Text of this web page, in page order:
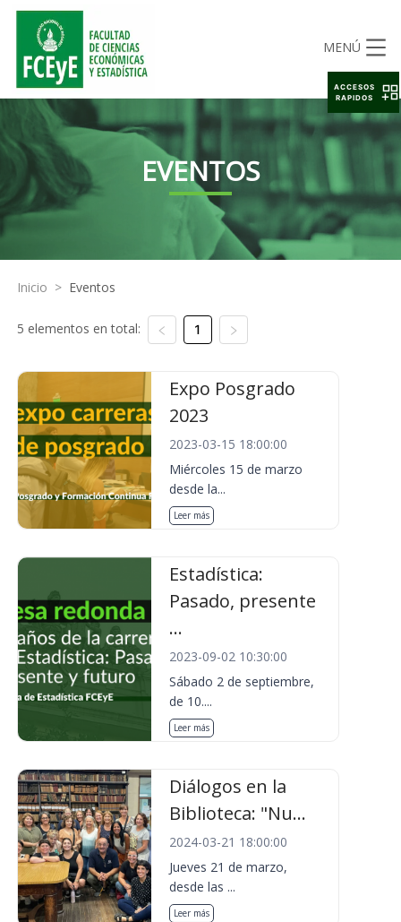
MENÚ
EVENTOS
Inicio > Eventos
5 elementos en total: 1
Expo Posgrado
2023
2023-03-15 18:00:00
Miércoles 15 de marzo
desde la...
Leer más
Estadística:
Pasado, presente
...
2023-09-02 10:30:00
Sábado 2 de septiembre,
de 10....
Leer más
Diálogos en la
Biblioteca: "Nu...
2024-03-21 18:00:00
Jueves 21 de marzo,
desde las ...
Leer más
ACCESOS
RAPIDOS